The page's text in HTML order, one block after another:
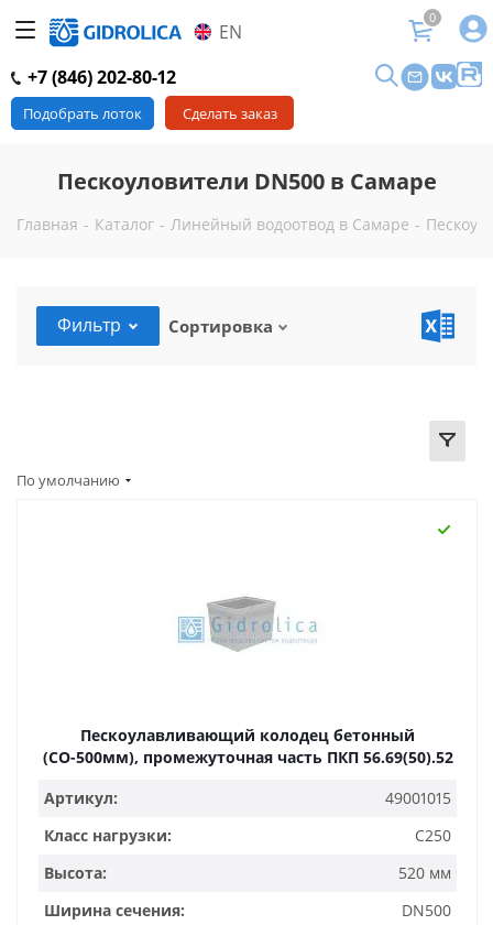
EN
0
+7 (846) 202-80-12
Подобрать лоток Сделать заказ
Пескоуловители DN500 в Самаре
Главная - Каталог - Линейный водоотвод в Самаре -
Фильтр Сортировка
По умолчанию
Пескоулавливающий колодец бетонный
(СО-500мм), промежуточная часть ПКП 56.69(50).52
Артикул:
49001015
Класс нагрузки:
C250
Высота:
520 мм
Ширина сечения:
DN500